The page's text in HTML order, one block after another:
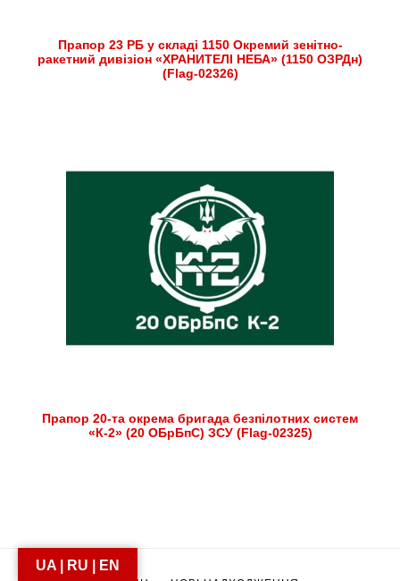
Прапор 23 РБ у складі 1150 Окремий зенітно-
ракетний дивізіон «ХРАНИТЕЛІ НЕБА» (1150 ОЗРДн)
(Flag-02326)
Прапор 20-та окрема бригада безпілотних систем
«К-2» (20 ОБрБпС) ЗСУ (Flag-02325)
UA | RU | EN